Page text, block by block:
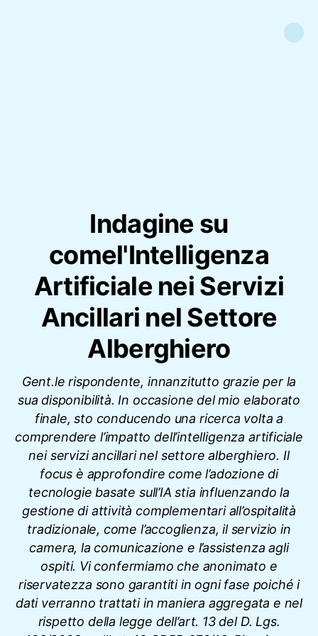
Indagine su
comel'Intelligenza
Artificiale nei Servizi
Ancillari nel Settore
Alberghiero
Gent.le rispondente, innanzitutto grazie per la
sua disponibilità. In occasione del mio elaborato
finale, sto conducendo una ricerca volta a
comprendere l’impatto dell’intelligenza artificiale
nei servizi ancillari nel settore alberghiero. Il
focus è approfondire come l’adozione di
tecnologie basate sull’IA stia influenzando la
gestione di attività complementari all’ospitalità
tradizionale, come l’accoglienza, il servizio in
camera, la comunicazione e l’assistenza agli
ospiti. Vi confermiamo che anonimato e
riservatezza sono garantiti in ogni fase poiché i
dati verranno trattati in maniera aggregata e nel
rispetto della legge dell’art. 13 del D. Lgs.